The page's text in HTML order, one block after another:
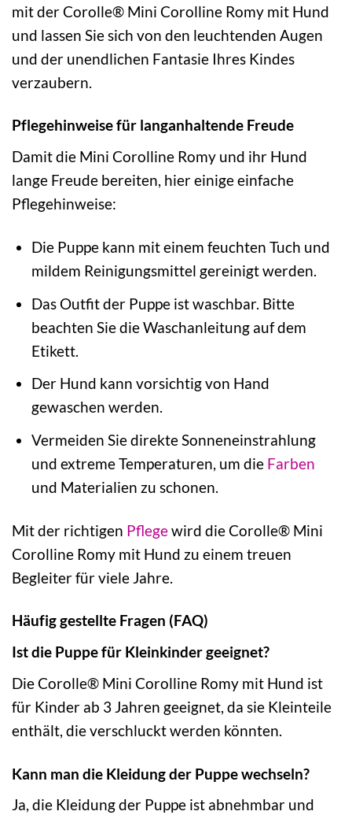
mit der Corolle® Mini Corolline Romy mit Hund
und lassen Sie sich von den leuchtenden Augen
und der unendlichen Fantasie Ihres Kindes
verzaubern.
Pflegehinweise für langanhaltende Freude
Damit die Mini Corolline Romy und ihr Hund
lange Freude bereiten, hier einige einfache
Pflegehinweise:
Die Puppe kann mit einem feuchten Tuch und
mildem Reinigungsmittel gereinigt werden.
Das Outfit der Puppe ist waschbar. Bitte
beachten Sie die Waschanleitung auf dem
Etikett.
Der Hund kann vorsichtig von Hand
gewaschen werden.
Vermeiden Sie direkte Sonneneinstrahlung
und extreme Temperaturen, um die Farben
und Materialien zu schonen.
Mit der richtigen Pflegewird die Corolle® Mini
Corolline Romy mit Hund zu einem treuen
Begleiter für viele Jahre.
Häufig gestellte Fragen (FAQ)
Ist die Puppe für Kleinkinder geeignet?
Die Corolle® Mini Corolline Romy mit Hund ist
für Kinder ab 3 Jahren geeignet, da sie Kleinteile
enthält, die verschluckt werden könnten.
Kann man die Kleidung der Puppe wechseln?
Ja, die Kleidung der Puppe ist abnehmbar und